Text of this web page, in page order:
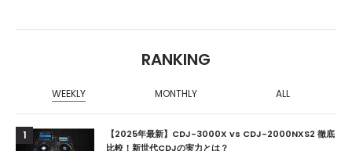
RANKING
WEEKLY MONTHLY ALL
1
【2025年最新】CDJ-3000X vs CDJ-2000NXS2 徹底
比較！新世代CDJの実力とは？